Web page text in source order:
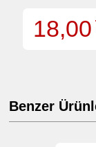
18,00
Benzer